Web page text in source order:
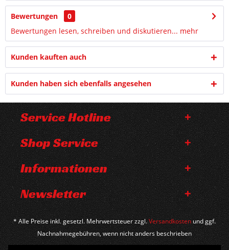
Bewertungen
0
Bewertungen lesen, schreiben und diskutieren... mehr
Kunden kauften auch
Kunden haben sich ebenfalls angesehen
Service Hotline
Shop Service
Informationen
Newsletter
* Alle Preise inkl. gesetzl. Mehrwertsteuer zzgl.Versandkosten und ggf.
Nachnahmegebühren, wenn nicht anders beschrieben